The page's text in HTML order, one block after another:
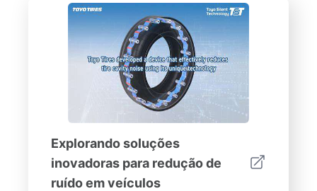
Explorando soluções
inovadoras para redução de
ruído em veículos